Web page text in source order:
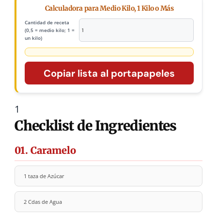
Calculadora para Medio Kilo, 1 Kilo o Más
Cantidad de receta
(0,5 = medio kilo; 1 =
un kilo)
Copiar lista al portapapeles
1
Checklist de Ingredientes
01. Caramelo
1 taza de Azúcar
2 Cdas de Agua